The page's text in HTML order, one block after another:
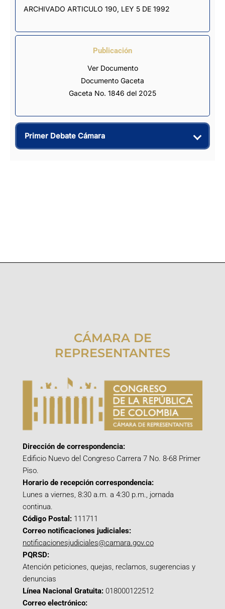
ARCHIVADO ARTICULO 190, LEY 5 DE 1992
Publicación
Ver Documento
Documento Gaceta
Gaceta No. 1846 del 2025
Primer Debate Cámara
CÁMARA DE
REPRESENTANTES
Dirección de correspondencia:
Edificio Nuevo del Congreso Carrera 7 No. 8-68 Primer
Piso.
Horario de recepción correspondencia:
Lunes a viernes, 8:30 a.m. a 4:30 p.m., jornada
continua.
Código Postal: 111711
Correo notificaciones judiciales:
notificacionesjudiciales@camara.gov.co
PQRSD:
Atención peticiones, quejas, reclamos, sugerencias y
denuncias
Línea Nacional Gratuita: 018000122512
Correo electrónico: